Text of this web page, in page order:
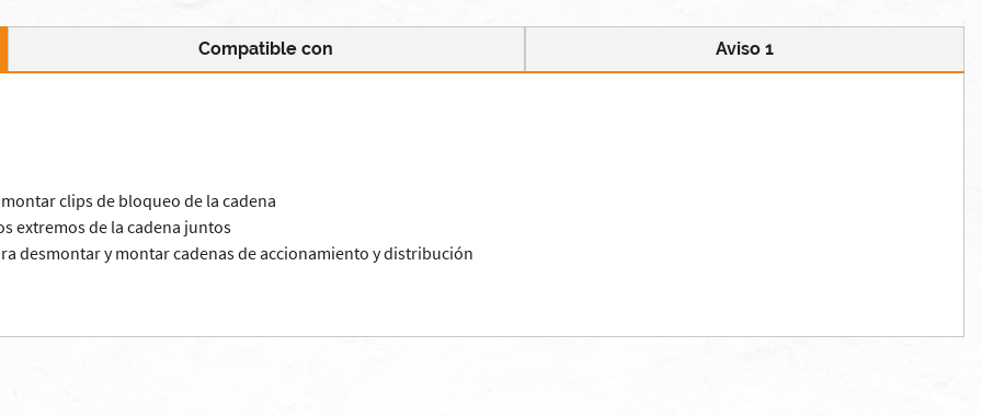
Compatible con Aviso 1
clips de bloqueo de la cadena
extremos de la cadena juntos
desmontar y montar cadenas de accionamiento y distribución